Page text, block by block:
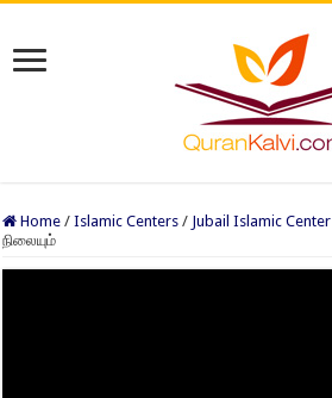
Home / Islamic Centers / Jubail Islamic Center
நிலையும்